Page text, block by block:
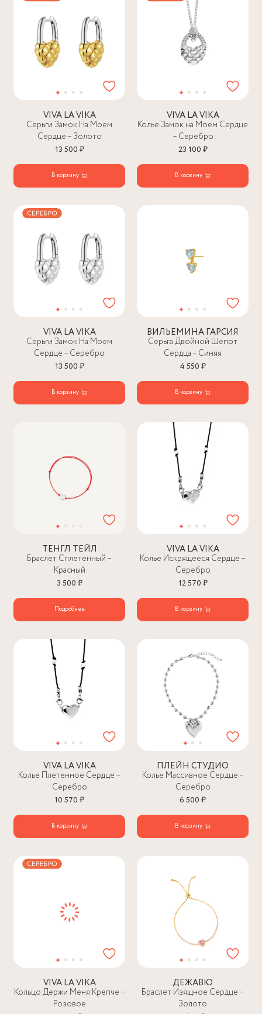
VIVA LA VIKA
Серьги Замок На Моем
Сердце – Золото
13 500 ₽
В корзину
VIVA LA VIKA
Колье Замок на Моем Сердце
– Серебро
23 100 ₽
В корзину
VIVA LA VIKA
Серьги Замок На Моем
Сердце – Серебро
13 500 ₽
В корзину
ВИЛЬЕМИНА ГАРСИЯ
Серьга Двойной Шепот
Сердца – Синяя
4 550 ₽
В корзину
ТЕНГЛ ТЕЙЛ
Браслет Сплетенный –
Красный
3 500 ₽
Подробнее
VIVA LA VIKA
Колье Искрящееся Сердце –
Серебро
12 570 ₽
В корзину
VIVA LA VIKA
Колье Плетенное Сердце –
Серебро
10 570 ₽
В корзину
ПЛЕЙН СТУДИО
Колье Массивное Сердце –
Серебро
6 500 ₽
В корзину
VIVA LA VIKA
Кольцо Держи Меня Крепче –
Розовое
ДЕЖАВЮ
Браслет Изящное Сердце –
Золото